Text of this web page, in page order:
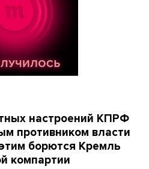
настроений КПРФ
противником власти
борются Кремль
компартии